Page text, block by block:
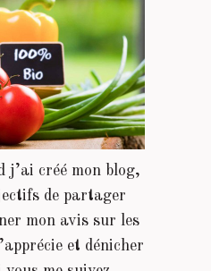
j’ai créé mon blog,
de partager
mon avis sur les
et dénicher